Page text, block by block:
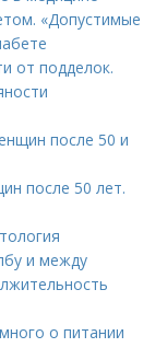
«Допустимые
от подделок.
после 50 и
после 50 лет.
и между
о питании